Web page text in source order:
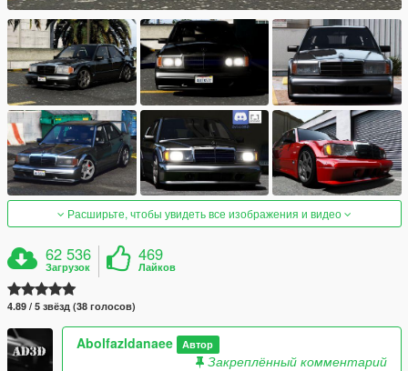
Расширьте, чтобы увидеть все изображения и видео
62 536
Загрузок
469
Лайков
4.89 / 5 звёзд (38 голосов)
Abolfazldanaee Автор
Закреплённый комментарий